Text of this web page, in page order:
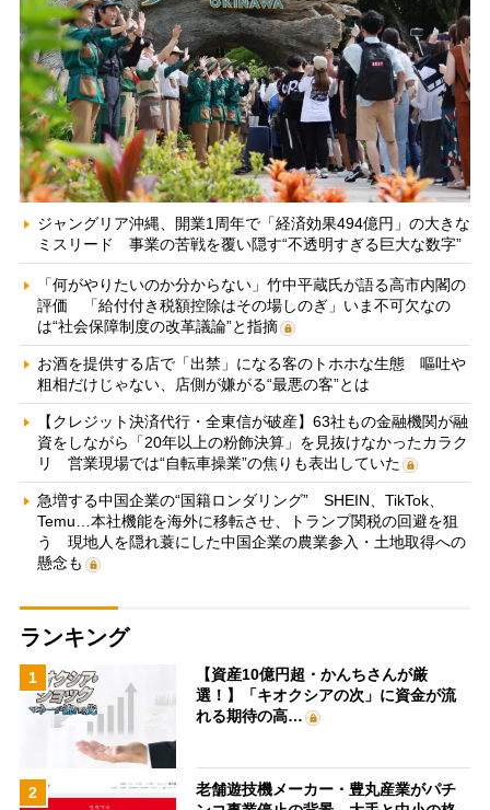
ジャングリア沖縄、開業1周年で「経済効果494億円」の大きな
ミスリード 事業の苦戦を覆い隠す“不透明すぎる巨大な数字”
「何がやりたいのか分からない」竹中平蔵氏が語る高市内閣の
評価 「給付付き税額控除はその場しのぎ」いま不可欠なの
は“社会保障制度の改革議論”と指摘
お酒を提供する店で「出禁」になる客のトホホな生態 嘔吐や
粗相だけじゃない、店側が嫌がる“最悪の客”とは
【クレジット決済代行・全東信が破産】63社もの金融機関が融
資をしながら「20年以上の粉飾決算」を見抜けなかったカラク
リ 営業現場では“自転車操業”の焦りも表出していた
急増する中国企業の“国籍ロンダリング” SHEIN、TikTok、
Temu…本社機能を海外に移転させ、トランプ関税の回避を狙
う 現地人を隠れ蓑にした中国企業の農業参入・土地取得への
懸念も
ランキング
1
【資産10億円超・かんちさんが厳
選！】「キオクシアの次」に資金が流
れる期待の高…
2
老舗遊技機メーカー・豊丸産業がパチ